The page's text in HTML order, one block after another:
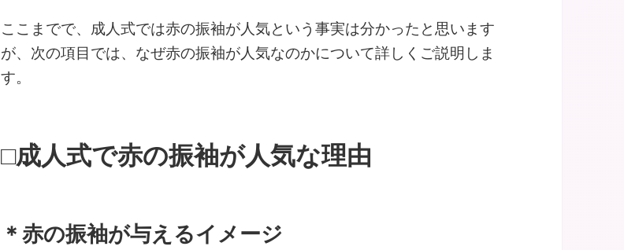
ここまでで、成人式では赤の振袖が人気という事実は分かったと思います
が、次の項目では、なぜ赤の振袖が人気なのかについて詳しくご説明しま
す。
□成人式で赤の振袖が人気な理由
＊赤の振袖が与えるイメージ